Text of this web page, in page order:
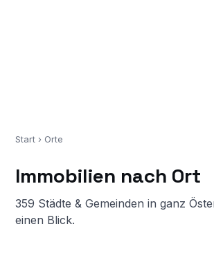
Start › Orte
Immobilien nach Ort
359 Städte & Gemeinden in ganz
einen Blick.